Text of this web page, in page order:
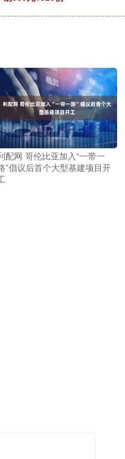
配网 哥伦比亚加入“一带一
”倡议后首个大型基建项目开